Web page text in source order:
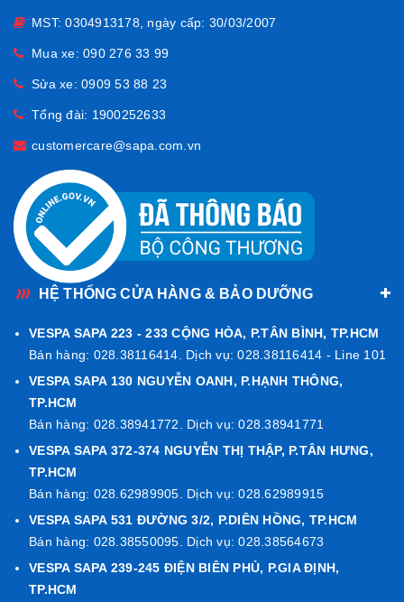
toàn và độ bền lâu dài.
Bề mặt kính được xử lý kỹ lưỡng, hạn chế trầy xước, giữ độ
sáng mịn dù sử dụng thường xuyên.
chắn, không rung lắc khi vận hành ở tốc độ cao.
Bảo vệ tối ưu – Trải nghiệm lái êm ái hơn
còn giúp
hạn chế bụi, côn trùng và nước mưa khi di chuyển.
Thiết kế thấp vừa đủ giúp người láivẫn giữ tầm nhìn thoáng
MST: 0304913178, ngày cấp: 30/03/2007
Mua xe: 090 276 33 99
Sửa xe: 0909 53 88 23
Tổng đài: 1900252633
customercare@sapa.com.vn
HỆ THỐNG CỬA HÀNG & BẢO DƯỠNG
VESPA SAPA 223 - 233 CỘNG HÒA, P.TÂN BÌNH, TP.HCM
Bán hàng: 028.38116414. Dịch vụ: 028.38116414 - Line 101
VESPA SAPA 130 NGUYỄN OANH, P.HẠNH THÔNG,
TP.HCM
Bán hàng: 028.38941772. Dịch vụ: 028.38941771
VESPA SAPA 372-374 NGUYỄN THỊ THẬP, P.TÂN HƯNG,
TP.HCM
Bán hàng: 028.62989905. Dịch vụ: 028.62989915
VESPA SAPA 531 ĐƯỜNG 3/2, P.DIÊN HỒNG, TP.HCM
Bán hàng: 028.38550095. Dịch vụ: 028.38564673
VESPA SAPA 239-245 ĐIỆN BIÊN PHỦ, P.GIA ĐỊNH,
TP.HCM